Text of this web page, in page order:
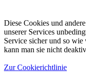
Diese Cookies und
unserer Services
Service sicher und so
kann man sie nicht
Zur Cookierichtlinie